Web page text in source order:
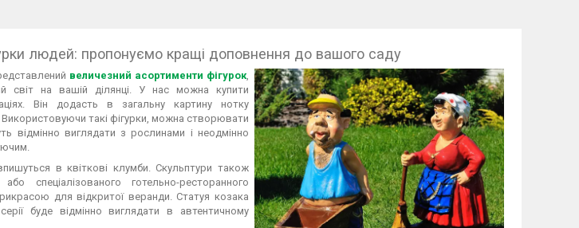
людей: пропонуємо кращі доповнення до вашого саду
величезний асортименти фігурок,
світ на вашій ділянці. У нас можна купити
Він додасть в загальну картину нотку
Використовуючи такі фігурки, можна створювати
відмінно виглядати з рослинами і неодмінно
в квіткові клумби. Скульптури також
спеціалізованого готельно-ресторанного
для відкритої веранди. Статуя козака
буде відмінно виглядати в автентичному